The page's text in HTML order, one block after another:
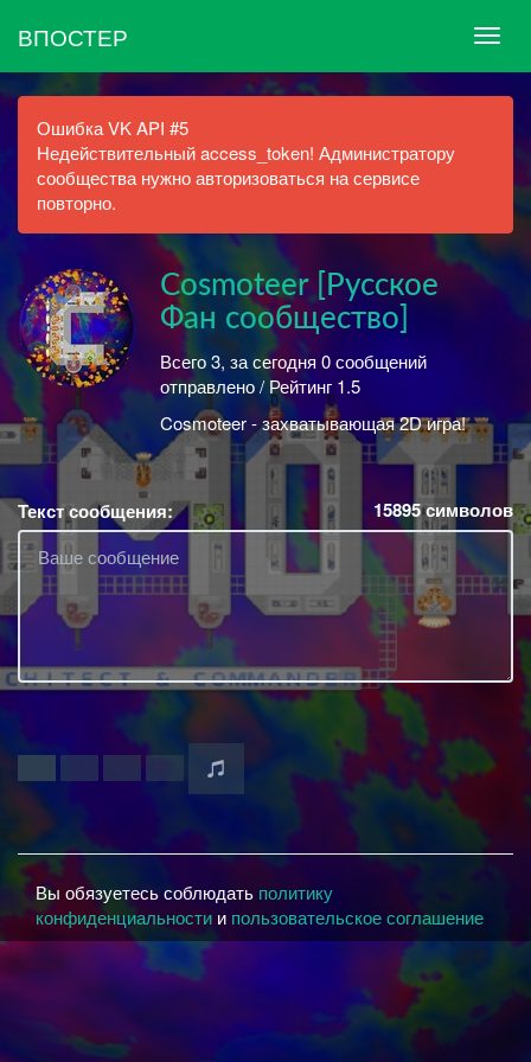
ВПОСТЕР
Ошибка VK API #5
Недействительный access_token! Администратору
сообщества нужно авторизоваться на сервисе
повторно.
Cosmoteer [Русское
Фан сообщество]
Всего 3, за сегодня 0 сообщений
отправлено / Рейтинг 1.5
Cosmoteer - захватывающая 2D игра!
Текст сообщения: 15895символов
Вы обязуетесь соблюдать политику
конфиденциальности и пользовательское соглашение